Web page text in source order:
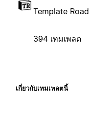
Template Road
394 เทมเพลต
เกี่ยวกับเทมเพลตนี้